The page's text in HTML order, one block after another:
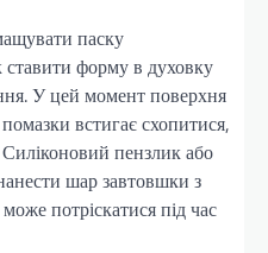
паску
ставити форму в духовку
У цей момент поверхня
встигає схопитися,
пензлик або
шар завтовшки з
потріскатися під час